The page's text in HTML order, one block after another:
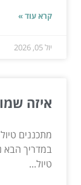
קרא עוד »
יול 05, 2026
איזה
מתכננים
במדריך הבא
טיול...